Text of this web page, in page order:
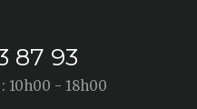
87 93
10h00 - 18h00